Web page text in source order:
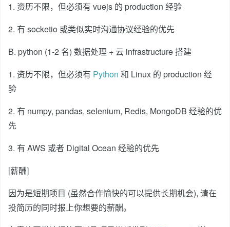
1. 资历不限，但必须有 vuejs 的 production 经验
2. 有 socketio 或类似实时沟通协议经验的优先
B. python (1-2 名) 数据处理 + 云 infrastructure 搭建
1. 资历不限，但必须有 Python 和 Linux 的 production 经
验
2. 有 numpy, pandas, selenium, Redis, MongoDB 经验的优
先
3. 有 AWS 或者 Digital Ocean 经验的优先
[薪酬]
因为是短期项目 (虽然合作愉快的可以提供长期机会), 请在
投简历的同时报上你想要的薪酬。